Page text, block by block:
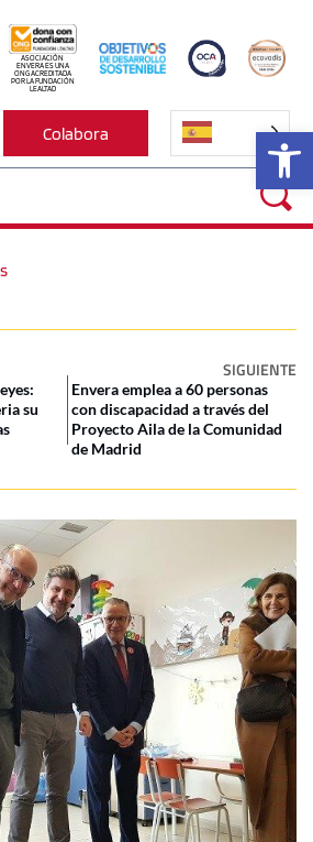
ASOCIACIÓN
ENVERA ES UNA
ONG ACREDITADA
POR LA FUNDACIÓN
LEALTAD
Colabora
SIGUIENTE
su
Envera emplea a 60 personas
con discapacidad a través del
Proyecto Aila de la Comunidad
de Madrid